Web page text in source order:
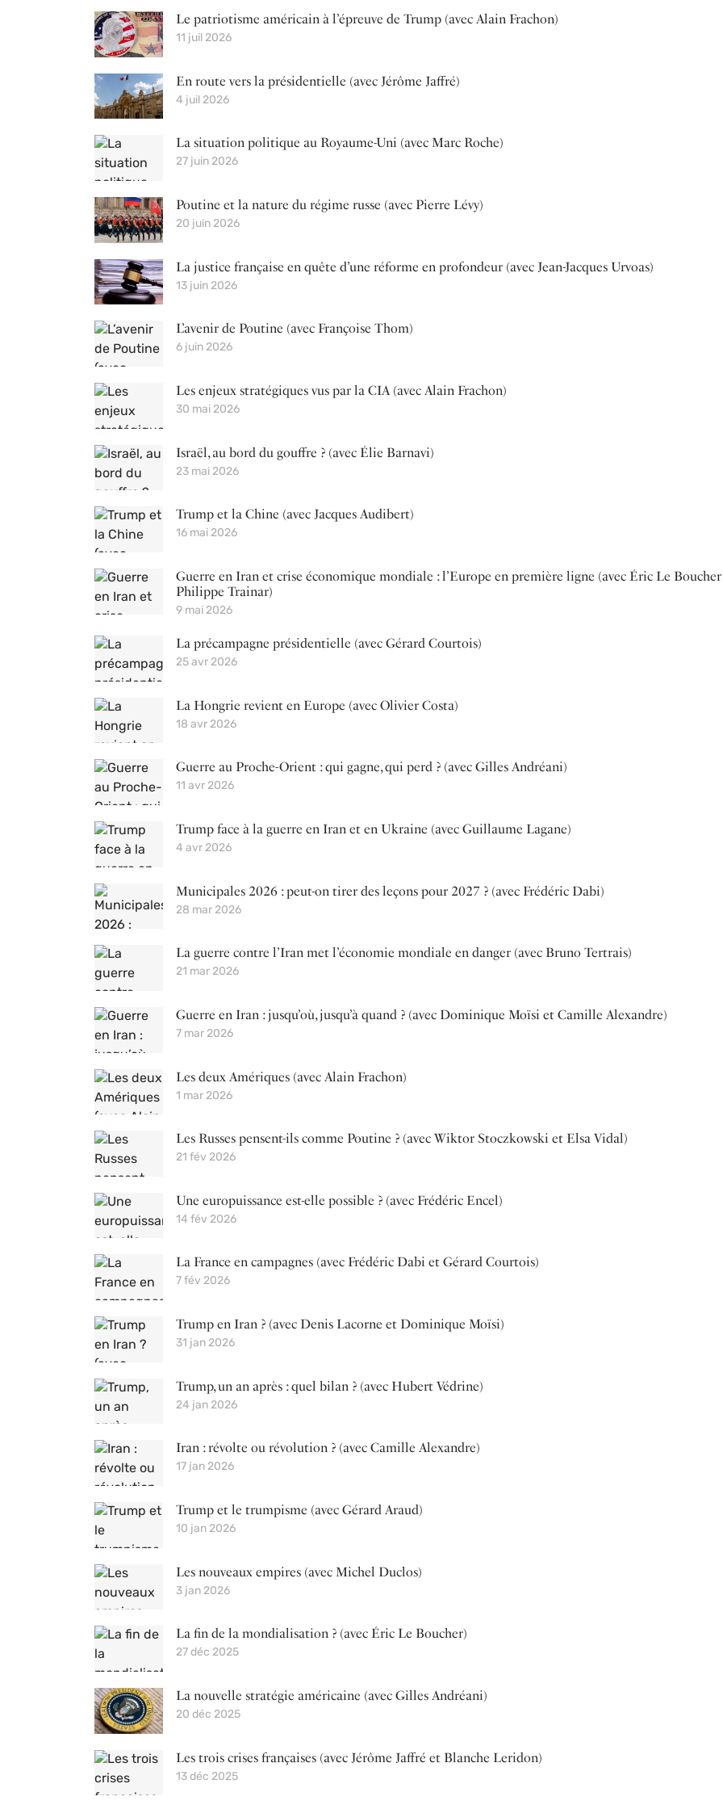
Le patriotisme américain à l’épreuve de Trump (avec Alain Frachon)
11 juil 2026
En route vers la présidentielle (avec Jérôme Jaffré)
4 juil 2026
La situation politique au Royaume-Uni (avec Marc Roche)
27 juin 2026
Poutine et la nature du régime russe (avec Pierre Lévy)
20 juin 2026
La justice française en quête d’une réforme en profondeur (avec Jean-Jacques Urvoas)
13 juin 2026
L’avenir de Poutine (avec Françoise Thom)
6 juin 2026
Les enjeux stratégiques vus par la CIA (avec Alain Frachon)
30 mai 2026
Israël, au bord du gouffre ? (avec Élie Barnavi)
23 mai 2026
Trump et la Chine (avec Jacques Audibert)
16 mai 2026
Guerre en Iran et crise économique mondiale : l’Europe en première ligne (avec Éric Le
Philippe Trainar)
9 mai 2026
La précampagne présidentielle (avec Gérard Courtois)
25 avr 2026
La Hongrie revient en Europe (avec Olivier Costa)
18 avr 2026
Guerre au Proche-Orient : qui gagne, qui perd ? (avec Gilles Andréani)
11 avr 2026
Trump face à la guerre en Iran et en Ukraine (avec Guillaume Lagane)
4 avr 2026
Municipales 2026 : peut-on tirer des leçons pour 2027 ? (avec Frédéric Dabi)
28 mar 2026
La guerre contre l’Iran met l’économie mondiale en danger (avec Bruno Tertrais)
21 mar 2026
Guerre en Iran : jusqu’où, jusqu’à quand ? (avec Dominique Moïsi et Camille Alexandre)
7 mar 2026
Les deux Amériques (avec Alain Frachon)
1 mar 2026
Les Russes pensent-ils comme Poutine ? (avec Wiktor Stoczkowski et Elsa Vidal)
21 fév 2026
Une europuissance est-elle possible ? (avec Frédéric Encel)
14 fév 2026
La France en campagnes (avec Frédéric Dabi et Gérard Courtois)
7 fév 2026
Trump en Iran ? (avec Denis Lacorne et Dominique Moïsi)
31 jan 2026
Trump, un an après : quel bilan ? (avec Hubert Védrine)
24 jan 2026
Iran : révolte ou révolution ? (avec Camille Alexandre)
17 jan 2026
Trump et le trumpisme (avec Gérard Araud)
10 jan 2026
Les nouveaux empires (avec Michel Duclos)
3 jan 2026
La fin de la mondialisation ? (avec Éric Le Boucher)
27 déc 2025
La nouvelle stratégie américaine (avec Gilles Andréani)
20 déc 2025
Les trois crises françaises (avec Jérôme Jaffré et Blanche Leridon)
13 déc 2025